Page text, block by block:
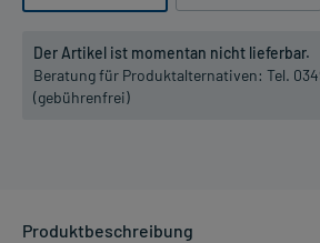
Der Artikel ist momentan nicht lieferbar.
Beratung für Produktalternativen: Tel.
(gebührenfrei)
Produktbeschreibung